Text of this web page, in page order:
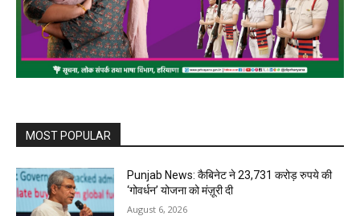
MOST POPULAR
Punjab News: कैबिनेट ने 23,731 करोड़ रुपये की
‘गोवर्धन’ योजना को मंज़ूरी दी
August 6, 2026